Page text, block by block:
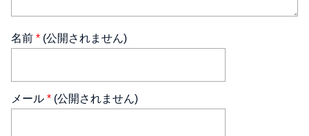
名前 * (公開されません)
メール * (公開されません)